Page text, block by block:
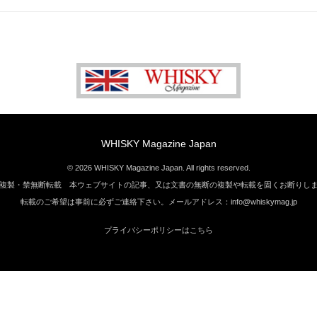
WHISKY Magazine Japan
© 2026 WHISKY Magazine Japan. All rights reserved.
製・禁無断転載 本ウェブサイトの記事、又は文書の無断の複製や転載を固くお断りし
転載のご希望は事前に必ずご連絡下さい。メールアドレス：info@whiskymag.jp
プライバシーポリシーはこちら